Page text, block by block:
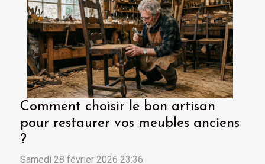
Comment choisir le bon artisan
pour restaurer vos meubles anciens
?
Samedi 28 février 2026 23:36